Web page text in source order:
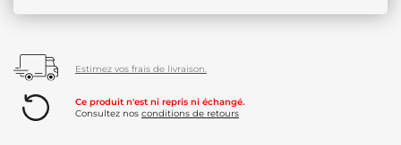
Estimez vos frais de livraison.
Ce produit n'est ni repris ni échangé.
Consultez nos conditions de retours